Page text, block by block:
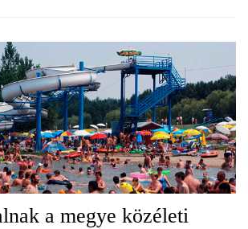
a megye közéleti